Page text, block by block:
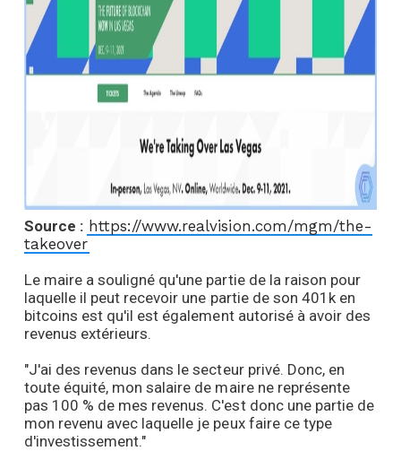
Source : https://www.realvision.com/mgm/the-
takeover
Le maire a souligné qu'une partie de la raison pour
laquelle il peut recevoir une partie de son 401k en
bitcoins est qu'il est également autorisé à avoir des
revenus extérieurs.
"J'ai des revenus dans le secteur privé. Donc, en
toute équité, mon salaire de maire ne représente
pas 100 % de mes revenus. C'est donc une partie de
mon revenu avec laquelle je peux faire ce type
d'investissement."